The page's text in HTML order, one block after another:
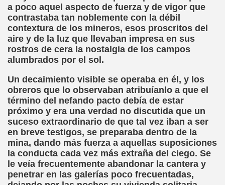
a poco aquel aspecto de fuerza y de vigor que
contrastaba tan noblemente con la débil
contextura de los mineros, esos proscritos del
aire y de la luz que llevaban impresa en sus
rostros de cera la nostalgia de los campos
alumbrados por el sol.
Un decaimiento visible se operaba en él, y los
obreros que lo observaban atribuíanlo a que el
término del nefando pacto debía de estar
próximo y era una verdad no discutida que un
suceso extraordinario de que tal vez iban a ser
en breve testigos, se preparaba dentro de la
mina, dando más fuerza a aquellas suposiciones
la conducta cada vez más extraña del ciego. Se
le veía frecuentemente abandonar la cantera y
penetrar en las galerías poco frecuentadas,
la Franqueza (Sergio Gay Laudes)
Companyia de Músics Cecs en 1647 (Arxiu Històric de
Ordóñez)
2018 (Comisión Braille Latinoamericana)
Iberoamericana del Braille, 1999 (Pedro A. Zurita
(Jesús Alberto Gil Pardo)
Lucía (Cat Yuste)
con Pedro Zurita, 14-06-2005 (Transcriptor
(Félix Gende Río)